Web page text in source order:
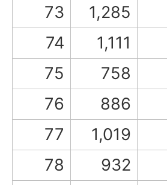
73
1,285
74
1,111
75
758
76
886
77
1,019
78
932